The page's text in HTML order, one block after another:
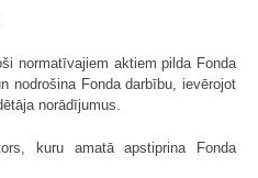
normatīvajiem aktiem pilda Fonda
nodrošina Fonda darbību, ievērojot
norādījumus.
kuru amatā apstiprina Fonda